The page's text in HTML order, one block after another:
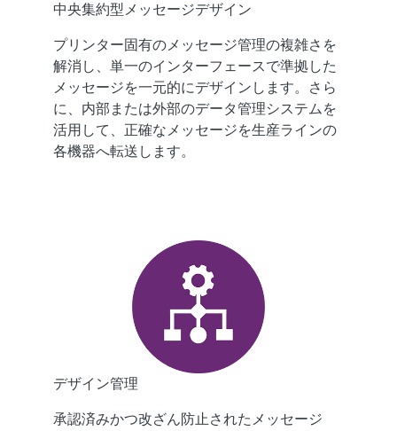
中央集約型メッセージデザイン
プリンター固有のメッセージ管理の複雑さを
解消し、単一のインターフェースで準拠した
メッセージを一元的にデザインします。さら
に、内部または外部のデータ管理システムを
活用して、正確なメッセージを生産ラインの
各機器へ転送します。
デザイン管理
承認済みかつ改ざん防止されたメッセージ